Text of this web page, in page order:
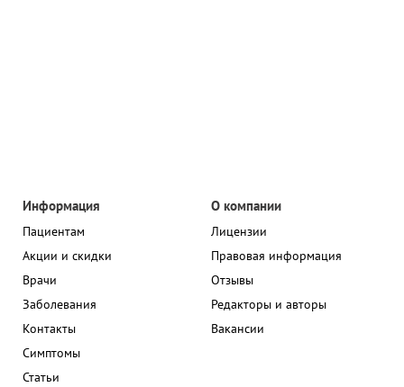
Информация
Пациентам
Акции и скидки
Врачи
Заболевания
Контакты
Симптомы
Статьи
О компании
Лицензии
Правовая информация
Отзывы
Редакторы и авторы
Вакансии